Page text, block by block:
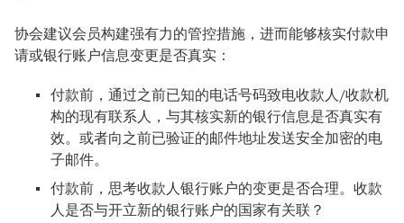
协会建议会员构建强有力的管控措施，进而能够核实付款申
请或银行账户信息变更是否真实：
付款前，通过之前已知的电话号码致电收款人/收款机
构的现有联系人，与其核实新的银行信息是否真实有
效。或者向之前已验证的邮件地址发送安全加密的电
子邮件。
付款前，思考收款人银行账户的变更是否合理。收款
人是否与开立新的银行账户的国家有关联？